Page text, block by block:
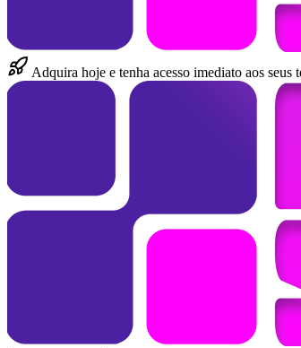
Adquira hoje e tenha acesso imediato aos seus